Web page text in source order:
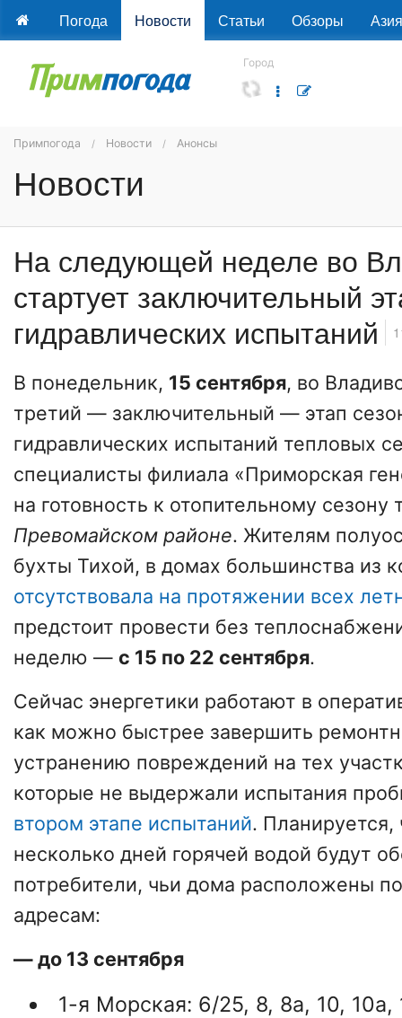
Погода Новости Статьи Обзоры Азия
Город
Примпогода Новости Анонсы
Новости
На следующей неделе во
стартует заключительный
гидравлических испытаний
В понедельник, 15 сентября, во
третий — заключительный — этап
гидравлических испытаний тепловых
специалисты филиала «Приморская
на готовность к отопительному сезону
Превомайском районе. Жителям
бухты Тихой, в домах большинства из
отсутствовала на протяжении всех
предстоит провести без
неделю — с 15 по 22 сентября.
Сейчас энергетики работают в
как можно быстрее завершить
устранению повреждений на тех
которые не выдержали испытания
втором этапе испытаний.
несколько дней горячей водой будут
потребители, чьи дома расположены
адресам:
— до 13 сентября
1-я Морская: 6/25, 8, 8а, 10, 10а,